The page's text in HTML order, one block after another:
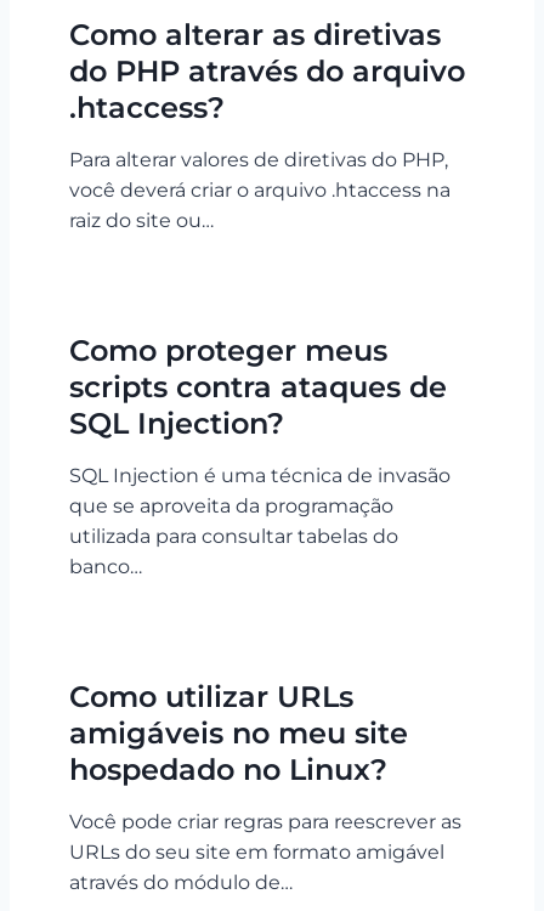
Como alterar as diretivas
do PHP através do arquivo
.htaccess?
Para alterar valores de diretivas do PHP,
você deverá criar o arquivo .htaccess na
raiz do site ou…
Como proteger meus
scripts contra ataques de
SQL Injection?
SQL Injection é uma técnica de invasão
que se aproveita da programação
utilizada para consultar tabelas do
banco…
Como utilizar URLs
amigáveis no meu site
hospedado no Linux?
Você pode criar regras para reescrever as
URLs do seu site em formato amigável
através do módulo de…